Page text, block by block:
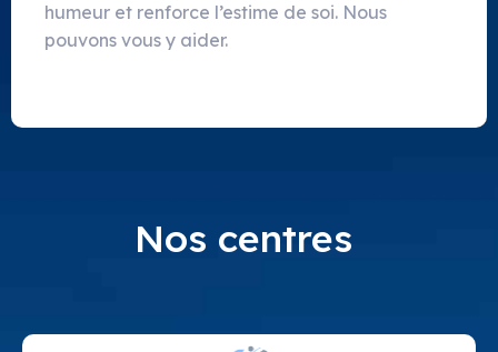
humeur et renforce l’estime de soi. Nous
pouvons vous y aider.
Nos centres